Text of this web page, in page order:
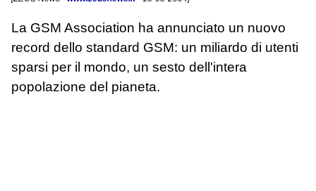
La GSM Association ha annunciato un nuovo
record dello standard GSM: un miliardo di utenti
sparsi per il mondo, un sesto dell'intera
popolazione del pianeta.